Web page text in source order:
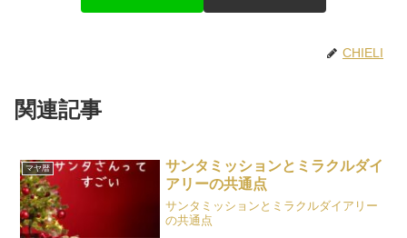
CHIELI
関連記事
マヤ暦
サンタミッションとミラクルダイ
アリーの共通点
サンタミッションとミラクルダイアリー
の共通点